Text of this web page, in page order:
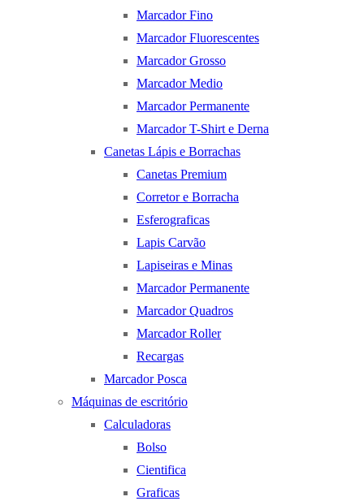
Marcador Fino
Marcador Fluorescentes
Marcador Grosso
Marcador Medio
Marcador Permanente
Marcador T-Shirt e Derna
Canetas Lápis e Borrachas
Canetas Premium
Corretor e Borracha
Esferograficas
Lapis Carvão
Lapiseiras e Minas
Marcador Permanente
Marcador Quadros
Marcador Roller
Recargas
Marcador Posca
Máquinas de escritório
Calculadoras
Bolso
Cientifica
Graficas